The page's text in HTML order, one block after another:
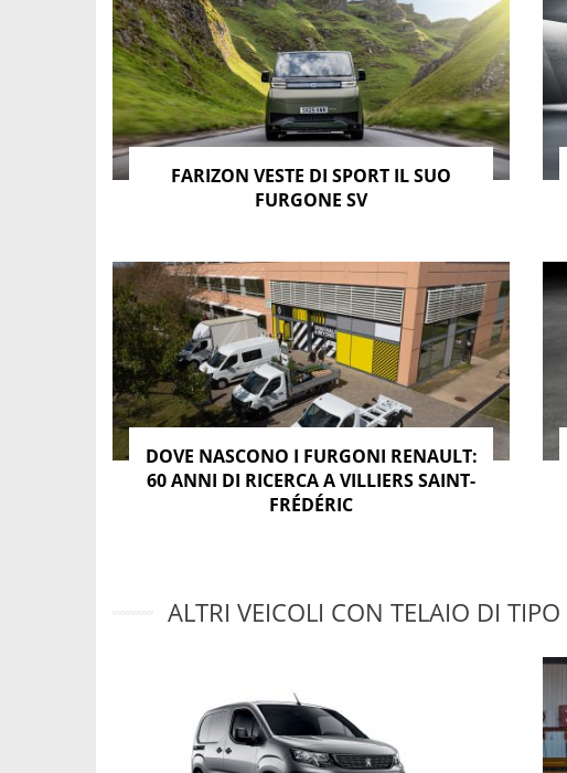
FARIZON VESTE DI SPORT IL SUO
FURGONE SV
DOVE NASCONO I FURGONI RENAULT:
60 ANNI DI RICERCA A VILLIERS SAINT-
FRÉDÉRIC
ALTRI VEICOLI CON TELAIO DI TIPO